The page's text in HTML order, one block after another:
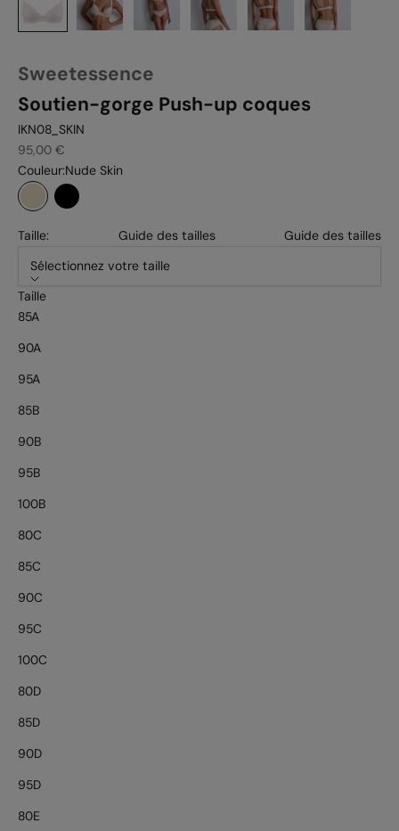
Sweetessence
Soutien-gorge Push-up coques
IKN08_SKIN
Prix de vente
95,00 €
Couleur:Nude Skin
Nude Skin
Noir
Taille:
Guide des tailles
Guide des tailles
Sélectionnez votre taille
Taille
85A
90A
95A
85B
90B
95B
100B
80C
85C
90C
95C
100C
80D
85D
90D
95D
80E